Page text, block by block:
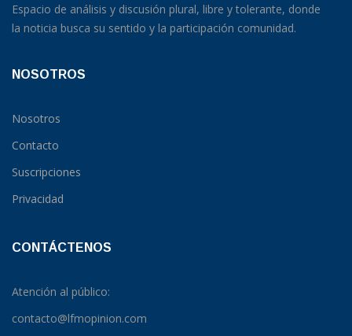
Espacio de análisis y discusión plural, libre y tolerante, donde
la noticia busca su sentido y la participación comunidad.
NOSOTROS
Nosotros
Contacto
Suscripciones
Privacidad
CONTÁCTENOS
Atención al público:
contacto@lfmopinion.com